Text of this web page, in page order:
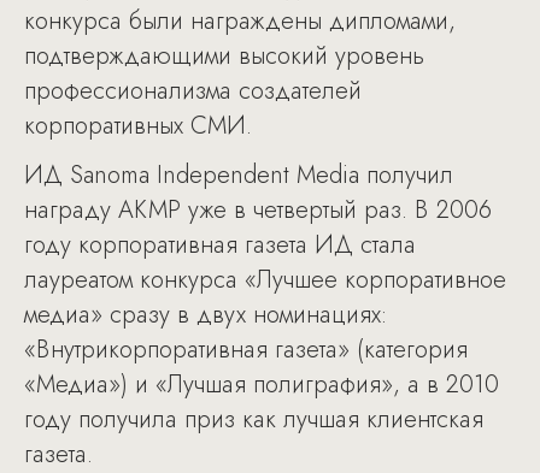
конкурса были награждены дипломами,
подтверждающими высокий уровень
профессионализма создателей
корпоративных СМИ.
ИД Sanoma Independent Media получил
награду АКМР уже в четвертый раз. В 2006
году корпоративная газета ИД стала
лауреатом конкурса «Лучшее корпоративное
медиа» сразу в двух номинациях:
«Внутрикорпоративная газета» (категория
«Медиа») и «Лучшая полиграфия», а в 2010
году получила приз как лучшая клиентская
газета.